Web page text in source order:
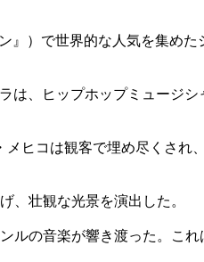
）で世界的な人気を集め
、ヒップホップミュージ
ヒコは観客で埋め尽くさ
、壮観な光景を演出した。
の音楽が響き渡った。こ